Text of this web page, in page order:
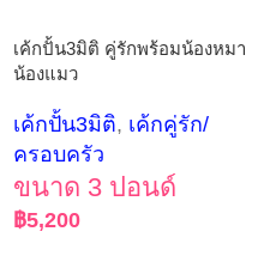
เค้กปั้น3มิติ คู่รักพร้อมน้องหมา
น้องแมว
เค้กปั้น3มิติ, เค้กคู่รัก/
ครอบครัว
ขนาด 3 ปอนด์
฿5,200